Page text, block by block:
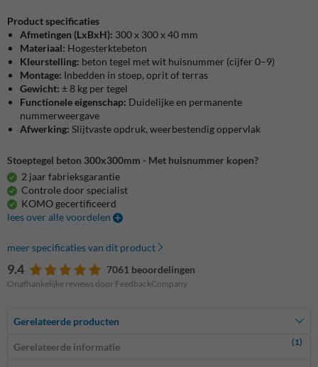
Product specificaties
Afmetingen (LxBxH): 300 x 300 x 40 mm
Materiaal: Hogesterktebeton
Kleurstelling: beton tegel met wit huisnummer (cijfer 0–9)
Montage: Inbedden in stoep, oprit of terras
Gewicht: ± 8 kg per tegel
Functionele eigenschap: Duidelijke en permanente
nummerweergave
Afwerking: Slijtvaste opdruk, weerbestendig oppervlak
Stoeptegel beton 300x300mm - Met huisnummer kopen?
2 jaar fabrieksgarantie
Controle door specialist
KOMO gecertificeerd
lees over alle voordelen
meer specificaties van dit product
9.4 7061 beoordelingen
Onafhankelijke reviews door FeedbackCompany
Gerelateerde producten
Gerelateerde informatie (1)